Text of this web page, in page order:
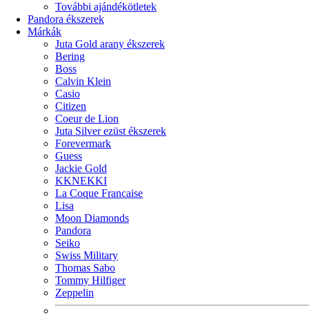
További ajándékötletek
Pandora ékszerek
Márkák
Juta Gold arany ékszerek
Bering
Boss
Calvin Klein
Casio
Citizen
Coeur de Lion
Juta Silver ezüst ékszerek
Forevermark
Guess
Jackie Gold
KKNEKKI
La Coque Francaise
Lisa
Moon Diamonds
Pandora
Seiko
Swiss Military
Thomas Sabo
Tommy Hilfiger
Zeppelin